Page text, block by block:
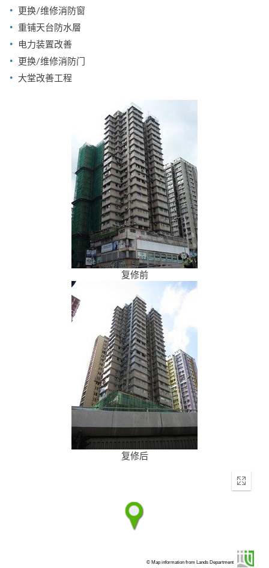
更换/维修消防窗
重铺天台防水層
电力装置改善
更换/维修消防门
大堂改善工程
复修前
复修后
Enter
© Map information from Lands Department